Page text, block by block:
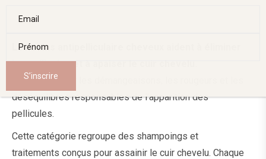
Les soins antipelliculaire cheveux aident à éliminer
les pellicules et à apaiser le cuir chevelu.
Ils agissent sur les démangeaisons, les rougeurs et les
déséquilibres responsables de l’apparition des
pellicules.
Cette catégorie regroupe des shampoings et
traitements conçus pour assainir le cuir chevelu. Chaque